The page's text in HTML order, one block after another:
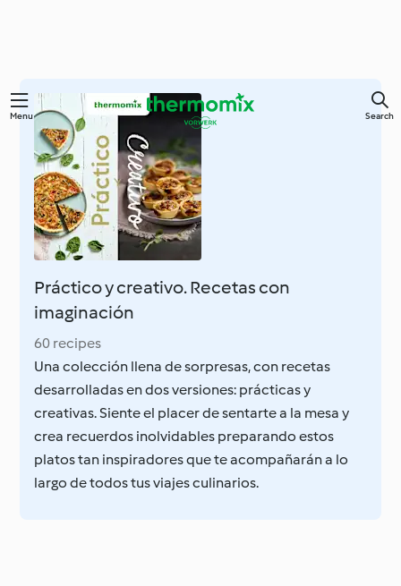
Skip
content
Menu Search
Práctico y creativo. Recetas con
imaginación
60 recipes
Una colección llena de sorpresas, con recetas
desarrolladas en dos versiones: prácticas y
creativas. Siente el placer de sentarte a la mesa y
crea recuerdos inolvidables preparando estos
platos tan inspiradores que te acompañarán a lo
largo de todos tus viajes culinarios.